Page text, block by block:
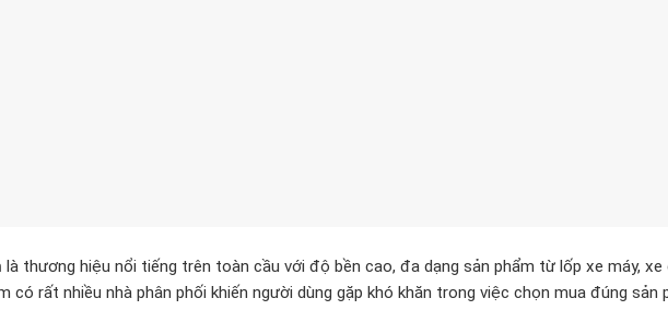
là thương hiệu nổi tiếng trên toàn cầu với độ bền cao, đa dạng sản phẩm từ lốp xe máy,
có rất nhiều nhà phân phối khiến người dùng gặp khó khăn trong việc chọn mua đúng sản